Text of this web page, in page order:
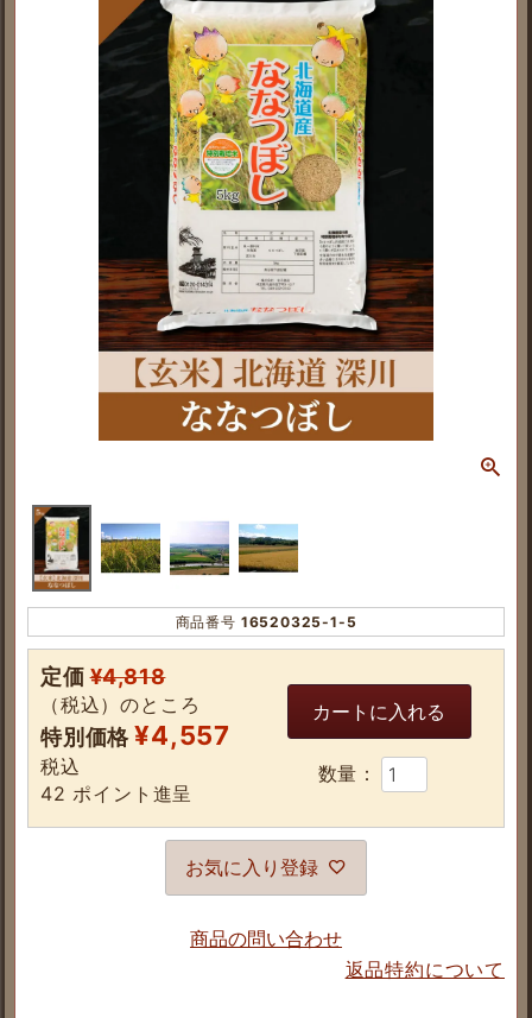
商品番号 16520325-1-5
定価 ¥4,818
（税込）のところ
特別価格 ¥4,557
税込
42 ポイント進呈
カートに入れる
お気に入り登録
商品の問い合わせ
返品特約について